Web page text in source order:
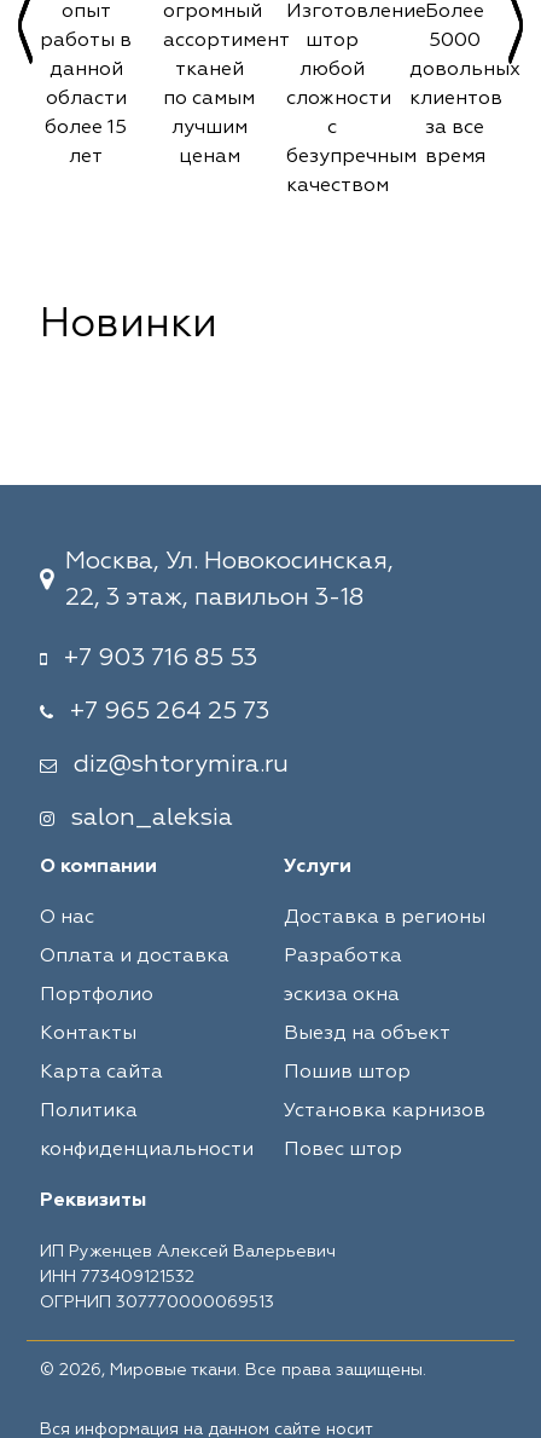
опыт
работы в
данной
области
более 15
лет
огромный
ассортимент
тканей
по самым
лучшим
ценам
Изготовление
штор
любой
сложности
с
безупречным
качеством
Более
5000
довольных
клиентов
за все
время
Новинки
Москва, Ул. Новокосинская,
22, 3 этаж, павильон 3-18
+7 903 716 85 53
+7 965 264 25 73
diz@shtorymira.ru
salon_aleksia
О компании
О нас
Оплата и доставка
Портфолио
Контакты
Карта сайта
Политика
конфиденциальности
Услуги
Доставка в регионы
Разработка
эскиза окна
Выезд на объект
Пошив штор
Установка карнизов
Повес штор
Реквизиты
ИП Руженцев Алексей Валерьевич
ИНН 773409121532
ОГРНИП 307770000069513
© 2026, Мировые ткани. Все права защищены.
Вся информация на данном сайте носит